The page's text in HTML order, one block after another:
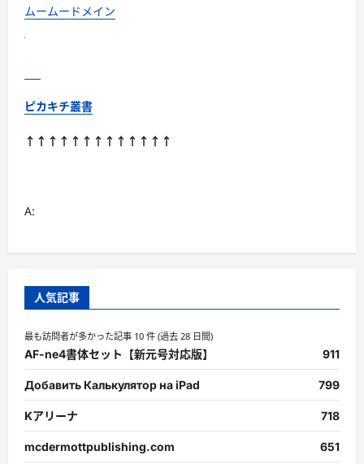
ムームードメイン
ピカキチ叢書
↑↑↑↑↑↑↑↑↑↑↑↑↑
A:
人気記事
最も訪問者が多かった記事 10 件 (過去 28 日間)
AF-ne4書体セット【新元号対応版】 911
Добавить Калькулятор на iPad 799
Kアリーナ 718
mcdermottpublishing.com 651